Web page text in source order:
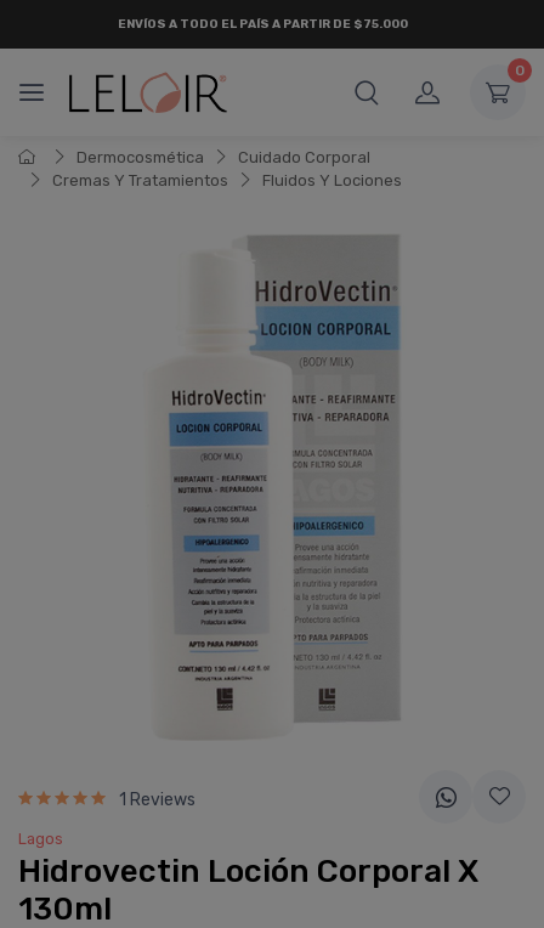
0
Dermocosmética
Cuidado Corporal
Cremas Y Tratamientos
Fluidos Y Lociones
1 Reviews
Lagos
Hidrovectin Loción Corporal X
130ml